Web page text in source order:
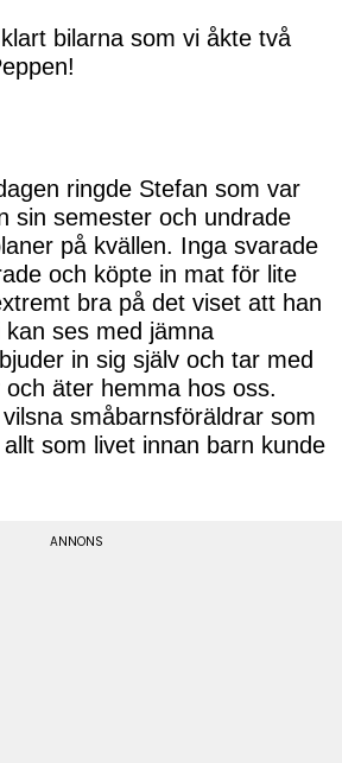
bilarna som vi åkte två
ringde Stefan som var
sin semester och undrade
på kvällen. Inga svarade
och köpte in mat för lite
bra på det viset att han
ses med jämna
in sig själv och tar med
äter hemma hos oss.
småbarnsföräldrar som
som livet innan barn kunde